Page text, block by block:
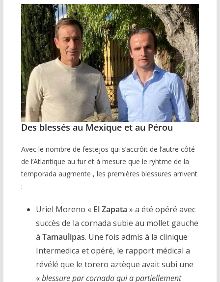
Des blessés au Mexique et au Pérou
Avec le nombre de festejos qui s’accrôit de l’autre côté
de l’Atlantique au fur et à mesure que le ryhtme de la
temporada augmente , les premières blessures arrivent
:
Uriel Moreno «El Zapata » a été opéré avec
succès de la cornada subie au mollet gauche
à Tamaulipas. Une fois admis à la clinique
Intermedica et opéré, le rapport médical a
révélé que le torero aztèque avait subi une
«blessure par cornada qui a partiellement